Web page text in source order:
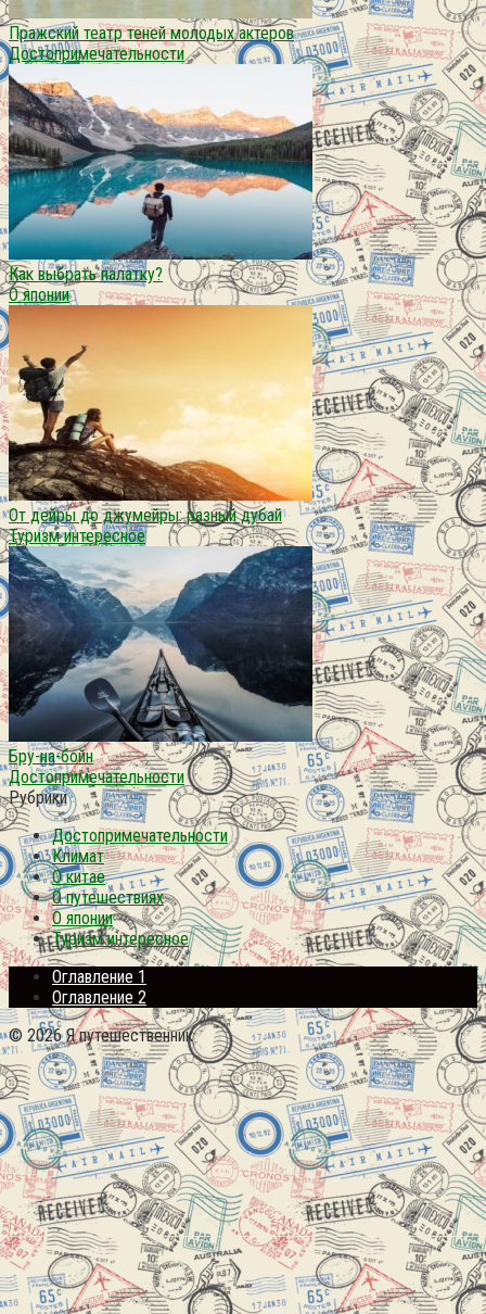
Пражский театр теней молодых актеров
Достопримечательности
Как выбрать палатку?
О японии
От дейры до джумейры: разный дубай
Туризм интересное
Бру-на-бойн
Достопримечательности
Рубрики
Достопримечательности
Климат
О китае
О путешествиях
О японии
Туризм интересное
Оглавление 1
Оглавление 2
© 2026 Я путешественник